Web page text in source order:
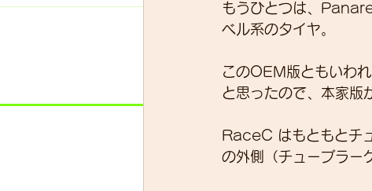
もうひとつは、
ベル系のタイヤ。
このOEM版ともいわ
と思ったので、本家版
RaceC はもともとチ
の外側（チューブラー